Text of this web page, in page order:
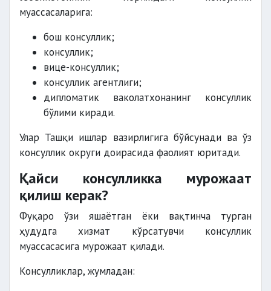
муассасаларига:
бош консуллик;
консуллик;
вице-консуллик;
консуллик агентлиги;
дипломатик ваколатхонанинг консуллик
бўлими киради.
Улар Ташқи ишлар вазирлигига бўйсунади ва ўз
консуллик округи доирасида фаолият юритади.
Қайси консулликка мурожаат
қилиш керак?
Фуқаро ўзи яшаётган ёки вақтинча турган
ҳудудга хизмат кўрсатувчи консуллик
муассасасига мурожаат қилади.
Консулликлар, жумладан: